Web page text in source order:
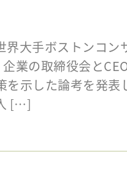
大手ボストンコン
企業の取締役会と
を示した論考を発
[…]